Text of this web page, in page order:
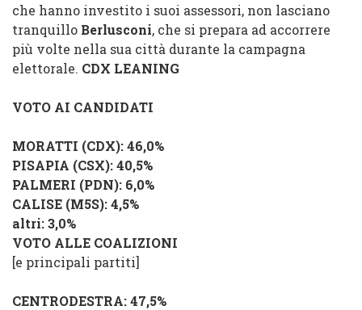
che hanno investito i suoi assessori, non lasciano
tranquillo Berlusconi, che si prepara ad accorrere
più volte nella sua città durante la campagna
elettorale. CDX LEANING
VOTO AI CANDIDATI
MORATTI (CDX): 46,0%
PISAPIA (CSX): 40,5%
PALMERI (PDN): 6,0%
CALISE (M5S): 4,5%
altri: 3,0%
VOTO ALLE COALIZIONI
[e principali partiti]
CENTRODESTRA: 47,5%